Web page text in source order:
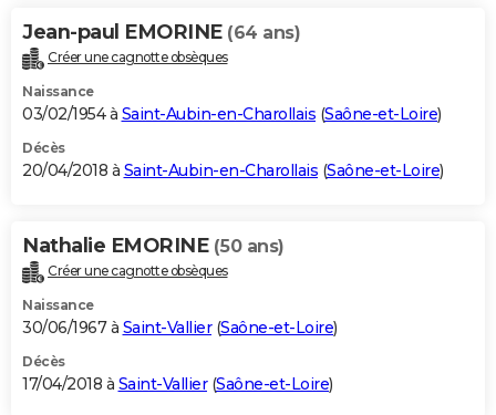
Jean-paul EMORINE (64 ans)
Créer une cagnotte obsèques
Naissance
03/02/1954 à Saint-Aubin-en-Charollais (Saône-et-Loire)
Décès
20/04/2018 à Saint-Aubin-en-Charollais (Saône-et-Loire)
Nathalie EMORINE (50 ans)
Créer une cagnotte obsèques
Naissance
30/06/1967 à Saint-Vallier(Saône-et-Loire)
Décès
17/04/2018 à Saint-Vallier(Saône-et-Loire)